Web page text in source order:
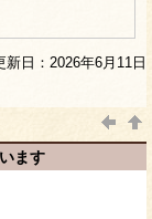
新日：2026年6月11日
ます